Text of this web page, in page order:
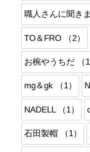
職人さんに聞き
TO＆FRO （2）
お椀やうちだ （1
mg＆gk （1）
NADELL （1）
石田製帽 （1）